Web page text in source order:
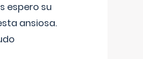
espero su
ansiosa.